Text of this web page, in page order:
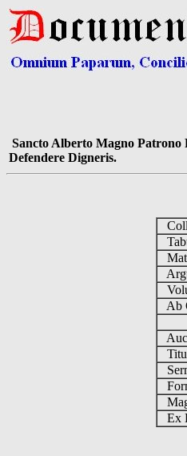
Sancto Alberto Magno Patrono
Defendere Digneris.
Ab
Ex